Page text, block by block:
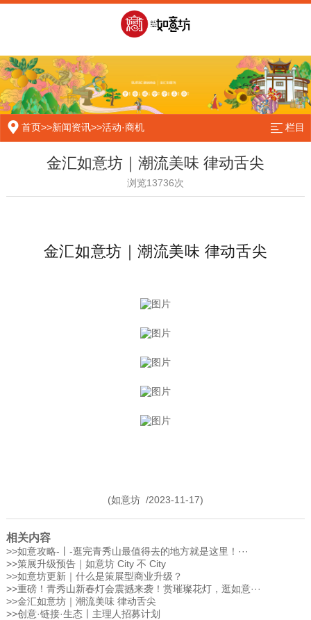
首页>>新闻资讯>>活动·商机 栏目
金汇如意坊｜潮流美味 律动舌尖
浏览13736次
金汇如意坊｜潮流美味 律动舌尖
(如意坊 /2023-11-17)
相关内容
>>如意攻略-丨-逛完青秀山最值得去的地方就是这里！···
>>策展升级预告｜如意坊 City 不 City
>>如意坊更新｜什么是策展型商业升级？
>>重磅！青秀山新春灯会震撼来袭！赏璀璨花灯，逛如意···
>>金汇如意坊｜潮流美味 律动舌尖
>>创意·链接·生态丨主理人招募计划